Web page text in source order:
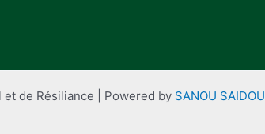
de Résiliance | Powered by SANOU SAIDOU